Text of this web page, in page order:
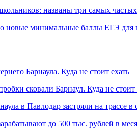
названы три самых
новые минимальные баллы ЕГЭ для
Барнаула. Куда не стоит ехать
сковали Барнаул. Куда не стоит
в Павлодар застряли на трассе
до 500 тыс. рублей в